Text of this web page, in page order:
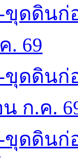
ดดินก่
. 69
ดดินก่
ก.ค.
ดดินก่